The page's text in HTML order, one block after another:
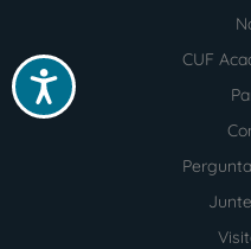
Acessibilidade
CUF